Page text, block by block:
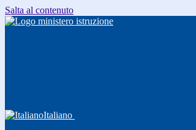
Salta al contenuto
Italiano